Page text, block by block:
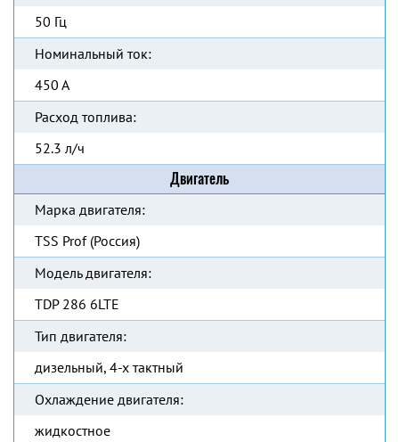
50 Гц
Номинальный ток:
450 А
Расход топлива:
52.3 л/ч
Двигатель
Марка двигателя:
TSS Prof (Россия)
Модель двигателя:
TDP 286 6LTE
Тип двигателя:
дизельный, 4-х тактный
Охлаждение двигателя:
жидкостное